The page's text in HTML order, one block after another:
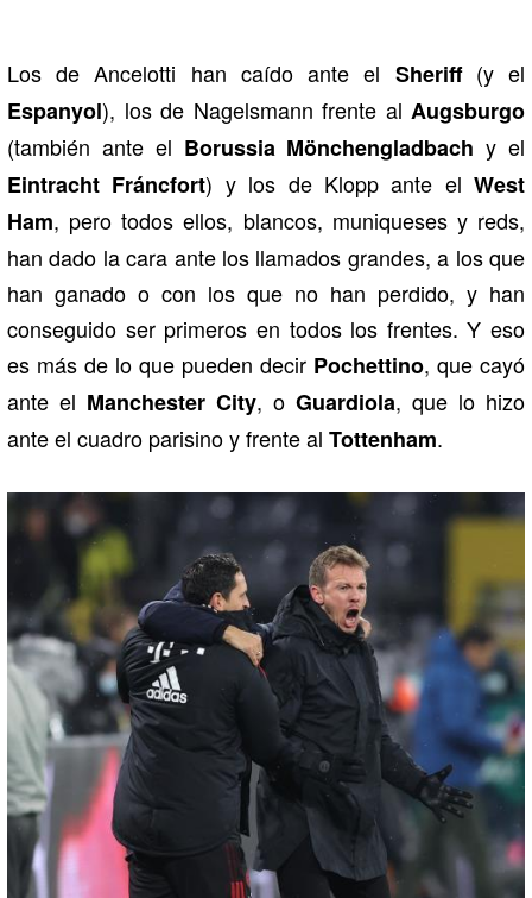
Los de Ancelotti han caído ante el Sheriff (y el
Espanyol), los de Nagelsmann frente al Augsburgo
(también ante el Borussia Mönchengladbach y el
Eintracht Fráncfort) y los de Klopp ante el West
Ham, pero todos ellos, blancos, muniqueses y reds,
han dado la cara ante los llamados grandes, a los que
han ganado o con los que no han perdido, y han
conseguido ser primeros en todos los frentes. Y eso
es más de lo que pueden decir Pochettino, que cayó
ante el Manchester City, o Guardiola, que lo hizo
ante el cuadro parisino y frente al Tottenham.